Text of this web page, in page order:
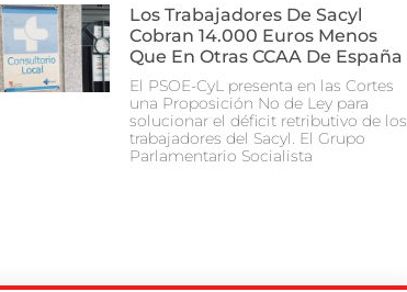
Los Trabajadores De Sacyl
Cobran 14.000 Euros Menos
Que En Otras CCAA De España
El PSOE-CyL presenta en las Cortes
una Proposición No de Ley para
solucionar el déficit retributivo de los
trabajadores del Sacyl. El Grupo
Parlamentario Socialista